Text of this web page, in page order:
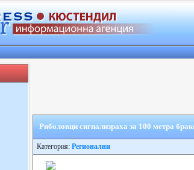
Риболовци сигнализраха за 100 метра
Категория: Регионални